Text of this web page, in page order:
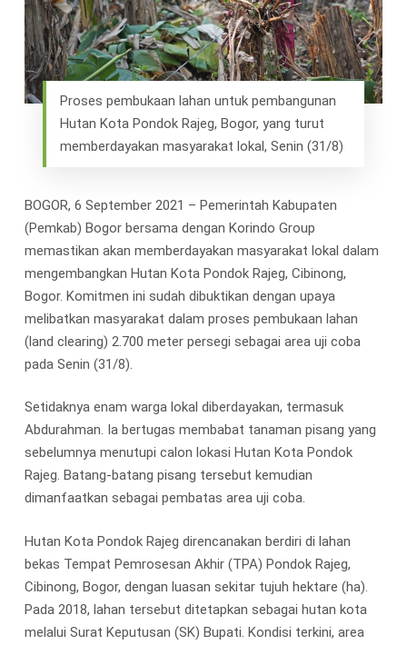
Proses pembukaan lahan untuk pembangunan
Hutan Kota Pondok Rajeg, Bogor, yang turut
memberdayakan masyarakat lokal, Senin (31/8)
BOGOR, 6 September 2021 – Pemerintah Kabupaten
(Pemkab) Bogor bersama dengan Korindo Group
memastikan akan memberdayakan masyarakat lokal dalam
mengembangkan Hutan Kota Pondok Rajeg, Cibinong,
Bogor. Komitmen ini sudah dibuktikan dengan upaya
melibatkan masyarakat dalam proses pembukaan lahan
(land clearing) 2.700 meter persegi sebagai area uji coba
pada Senin (31/8).
Setidaknya enam warga lokal diberdayakan, termasuk
Abdurahman. Ia bertugas membabat tanaman pisang yang
sebelumnya menutupi calon lokasi Hutan Kota Pondok
Rajeg. Batang-batang pisang tersebut kemudian
dimanfaatkan sebagai pembatas area uji coba.
Hutan Kota Pondok Rajeg direncanakan berdiri di lahan
bekas Tempat Pemrosesan Akhir (TPA) Pondok Rajeg,
Cibinong, Bogor, dengan luasan sekitar tujuh hektare (ha).
Pada 2018, lahan tersebut ditetapkan sebagai hutan kota
melalui Surat Keputusan (SK) Bupati. Kondisi terkini, area